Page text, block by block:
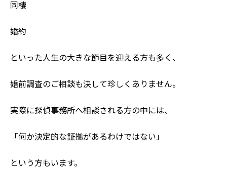
同棲
婚約
といった人生の大きな節目を迎える方も多く、
婚前調査のご相談も決して珍しくありません。
実際に探偵事務所へ相談される方の中には、
「何か決定的な証拠があるわけではない」
という方もいます。